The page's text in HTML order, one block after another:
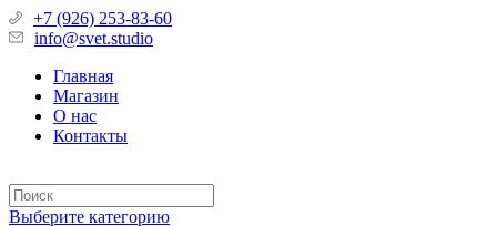
+7 (926) 253-83-60
info@svet.studio
Главная
Магазин
О нас
Контакты
Выберите категорию